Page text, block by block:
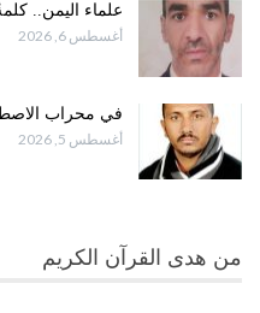
علماء اليمن..
أغسطس 6, 2026
في محراب
أغسطس 5, 2026
من هدى القرآن الكريم